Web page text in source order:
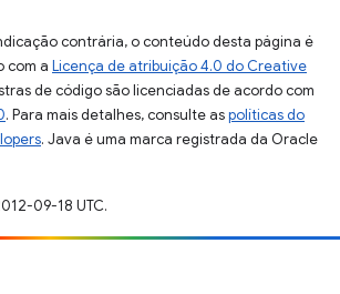
contrária, o conteúdo desta página é
com a Licença de atribuição 4.0 do Creative
de código são licenciadas de acordo com
. Para mais detalhes, consulte aspolíticas do
. Java é uma marca registrada da Oracle
09-18 UTC.